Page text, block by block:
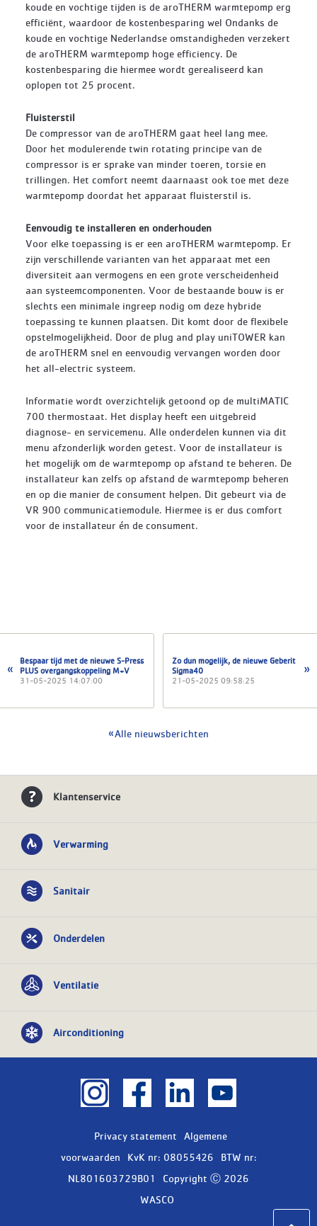
koude en vochtige tijden is de aroTHERM warmtepomp erg
efficiënt, waardoor de kostenbesparing wel Ondanks de
koude en vochtige Nederlandse omstandigheden verzekert
de aroTHERM warmtepomp hoge efficiency. De
kostenbesparing die hiermee wordt gerealiseerd kan
oplopen tot 25 procent.
Fluisterstil
De compressor van de aroTHERM gaat heel lang mee.
Door het modulerende twin rotating principe van de
compressor is er sprake van minder toeren, torsie en
trillingen. Het comfort neemt daarnaast ook toe met deze
warmtepomp doordat het apparaat fluisterstil is.
Eenvoudig te installeren en onderhouden
Voor elke toepassing is er een aroTHERM warmtepomp. Er
zijn verschillende varianten van het apparaat met een
diversiteit aan vermogens en een grote verscheidenheid
aan systeemcomponenten. Voor de bestaande bouw is er
slechts een minimale ingreep nodig om deze hybride
toepassing te kunnen plaatsen. Dit komt door de flexibele
opstelmogelijkheid. Door de plug and play uniTOWER kan
de aroTHERM snel en eenvoudig vervangen worden door
het all-electric systeem.
Informatie wordt overzichtelijk getoond op de multiMATIC
700 thermostaat. Het display heeft een uitgebreid
diagnose- en servicemenu. Alle onderdelen kunnen via dit
menu afzonderlijk worden getest. Voor de installateur is
het mogelijk om de warmtepomp op afstand te beheren. De
installateur kan zelfs op afstand de warmtepomp beheren
en op die manier de consument helpen. Dit gebeurt via de
VR 900 communicatiemodule. Hiermee is er dus comfort
voor de installateur én de consument.
Bespaar tijd met de nieuwe S-Press
PLUS overgangskoppeling M+V
31-05-2025 14:07:00
Zo dun mogelijk, de nieuwe Geberit
Sigma40
21-05-2025 09:58:25
Alle nieuwsberichten
Klantenservice
Verwarming
Sanitair
Onderdelen
Ventilatie
Airconditioning
Privacy statement
Algemene
voorwaarden
KvK nr: 08055426
BTW nr:
NL801603729B01
Copyright Ⓒ 2026
WASCO